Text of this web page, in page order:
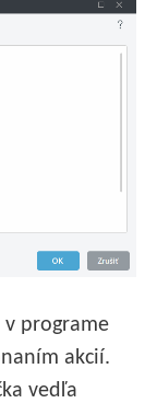
v programe
akcií.
vedľa